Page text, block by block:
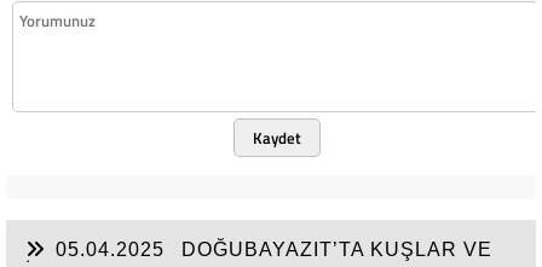
Kaydet
05.04.2025
DOĞUBAYAZIT’TA KUŞLAR VE